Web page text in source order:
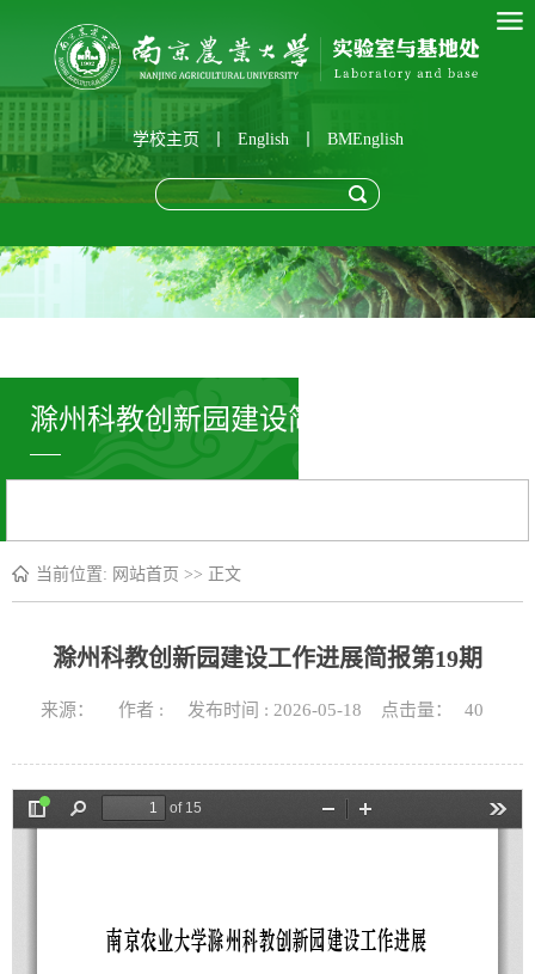
学校主页 English BMEnglish
滁州科教创新园建设简报
当前位置: 网站首页 >> 正文
滁州科教创新园建设工作进展简报第19期
来源： 作者 : 发布时间 : 2026-05-18 点击量： 40